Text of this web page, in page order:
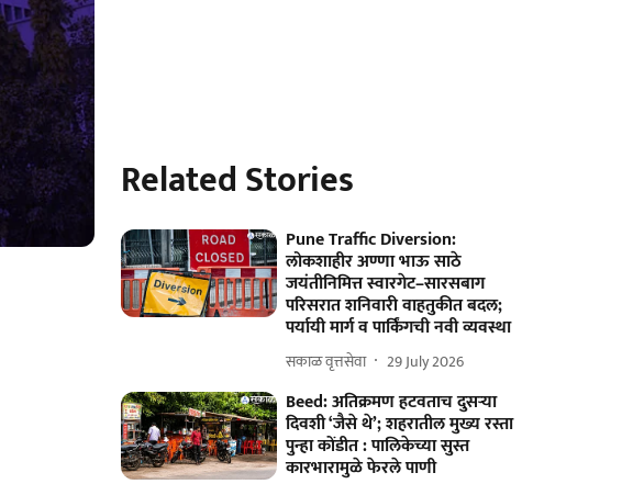
Related Stories
Pune Traffic Diversion:
लोकशाहीर अण्णा भाऊ साठे
जयंतीनिमित्त स्वारगेट–सारसबाग
परिसरात शनिवारी वाहतुकीत बदल;
पर्यायी मार्ग व पार्किंगची नवी व्यवस्था
सकाळ वृत्तसेवा 29 July 2026
Beed: अतिक्रमण हटवताच दुसऱ्या
दिवशी ‘जैसे थे’; शहरातील मुख्य रस्ता
पुन्हा कोंडीत : पालिकेच्या सुस्त
कारभारामुळे फेरले पाणी